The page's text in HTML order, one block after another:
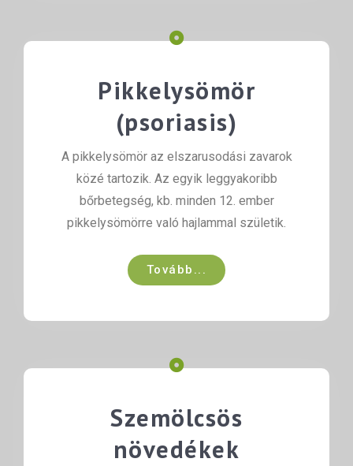
Pikkelysömör
(psoriasis)
A pikkelysömör az elszarusodási zavarok
közé tartozik. Az egyik leggyakoribb
bőrbetegség, kb. minden 12. ember
pikkelysömörre való hajlammal születik.
Tovább...
Szemölcsös
növedékek